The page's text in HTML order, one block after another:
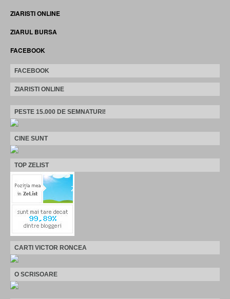
ZIARISTI ONLINE
ZIARUL BURSA
FACEBOOK
FACEBOOK
ZIARISTI ONLINE
PESTE 15.000 DE SEMNATURI!
CINE SUNT
TOP ZELIST
CARTI VICTOR RONCEA
O SCRISOARE